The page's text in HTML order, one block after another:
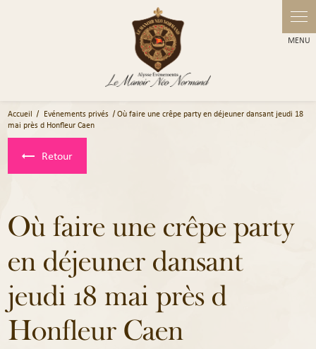
Accueil Evénements privés
Où faire une crêpe party en déjeuner dansant jeudi 18
mai près d Honfleur Caen
Retour
Où faire une crêpe party
en déjeuner dansant
jeudi 18 mai près d
Honfleur Caen